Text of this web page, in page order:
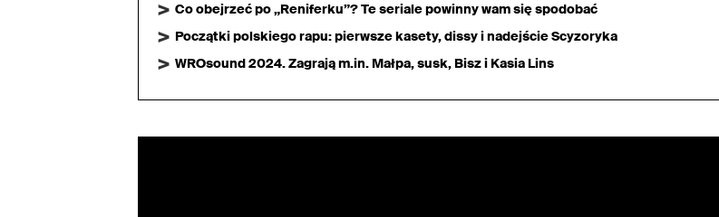
Co obejrzeć po „Reniferku”? Te seriale powinny wam się spodobać
Początki polskiego rapu: pierwsze kasety, dissy i nadejście Scyzoryka
WROsound 2024. Zagrają m.in. Małpa, susk, Bisz i Kasia Lins